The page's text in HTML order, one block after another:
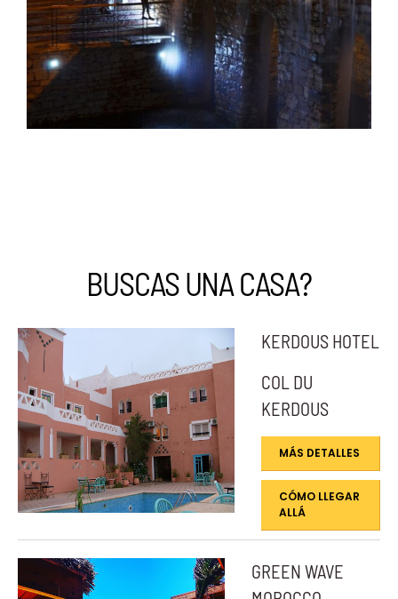
BUSCAS UNA CASA?
KERDOUS HOTEL
COL DU
KERDOUS
MÁS DETALLES
CÓMO LLEGAR
ALLÁ
GREEN WAVE